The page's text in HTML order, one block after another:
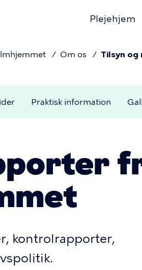
Plejehjem
Om os Tilsyn
Praktisk information
kontrolrapporter,